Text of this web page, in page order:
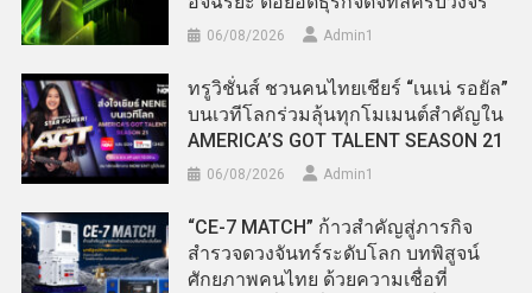
06/08/2026 Admin​1
ทรูวิชั่นส์ ชวนคนไทยเชียร์ “เนเน่ รอยัล”
บนเวทีโลกร่วมลุ้นทุกโมเมนต์สำคัญใน
AMERICA’S GOT TALENT SEASON 21
06/08/2026 Admin​1
“CE-7 MATCH” ก้าวสำคัญสู่ภารกิจ
สำรวจดวงจันทร์ระดับโลก บทพิสูจน์
ศักยภาพคนไทย ด้วยความเชื่อที่